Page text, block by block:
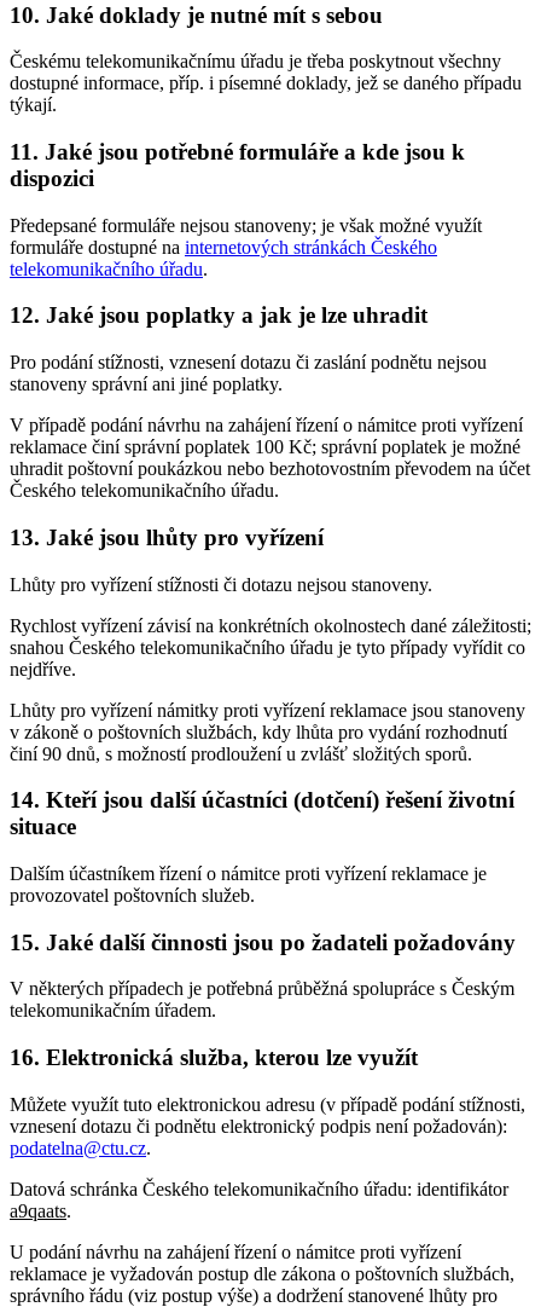
10. Jaké doklady je nutné mít s sebou
Českému telekomunikačnímu úřadu je třeba poskytnout všechny
dostupné informace, příp. i písemné doklady, jež se daného případu
týkají.
11. Jaké jsou potřebné formuláře a kde jsou k
dispozici
Předepsané formuláře nejsou stanoveny; je však možné využít
formuláře dostupné na internetových stránkách Českého
telekomunikačního úřadu.
12. Jaké jsou poplatky a jak je lze uhradit
Pro podání stížnosti, vznesení dotazu či zaslání podnětu nejsou
stanoveny správní ani jiné poplatky.
V případě podání návrhu na zahájení řízení o námitce proti vyřízení
reklamace činí správní poplatek 100 Kč; správní poplatek je možné
uhradit poštovní poukázkou nebo bezhotovostním převodem na účet
Českého telekomunikačního úřadu.
13. Jaké jsou lhůty pro vyřízení
Lhůty pro vyřízení stížnosti či dotazu nejsou stanoveny.
Rychlost vyřízení závisí na konkrétních okolnostech dané záležitosti;
snahou Českého telekomunikačního úřadu je tyto případy vyřídit co
nejdříve.
Lhůty pro vyřízení námitky proti vyřízení reklamace jsou stanoveny
v zákoně o poštovních službách, kdy lhůta pro vydání rozhodnutí
činí 90 dnů, s možností prodloužení u zvlášť složitých sporů.
14. Kteří jsou další účastníci (dotčení) řešení životní
situace
Dalším účastníkem řízení o námitce proti vyřízení reklamace je
provozovatel poštovních služeb.
15. Jaké další činnosti jsou po žadateli požadovány
V některých případech je potřebná průběžná spolupráce s Českým
telekomunikačním úřadem.
16. Elektronická služba, kterou lze využít
Můžete využít tuto elektronickou adresu (v případě podání stížnosti,
vznesení dotazu či podnětu elektronický podpis není požadován):
podatelna@ctu.cz.
Datová schránka Českého telekomunikačního úřadu: identifikátor
a9qaats.
U podání návrhu na zahájení řízení o námitce proti vyřízení
reklamace je vyžadován postup dle zákona o poštovních službách,
správního řádu (viz postup výše) a dodržení stanovené lhůty pro